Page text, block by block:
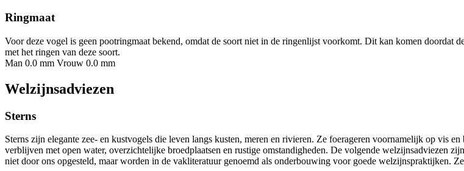
Ringmaat
Voor deze vogel is geen pootringmaat bekend, omdat de soort niet in de ringenlijst voorkomt. Dit kan komen
met het ringen van deze soort.
Man 0.0 mm Vrouw 0.0 mm
Welzijnsadviezen
Sterns
Sterns zijn elegante zee- en kustvogels die leven langs kusten, meren en rivieren. Ze foerageren voornamelijk op vis
verblijven met open water, overzichtelijke broedplaatsen en rustige omstandigheden. De volgende welzijnsadviezen
niet door ons opgesteld, maar worden in de vakliteratuur genoemd als onderbouwing voor goede welzijnspraktijken.